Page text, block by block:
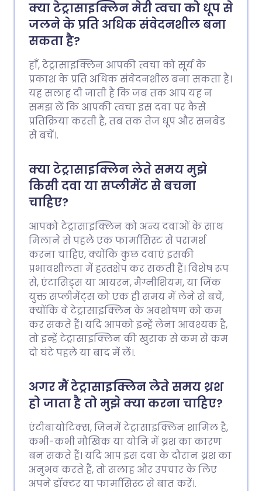
क्या टेट्रासाइक्लिन मेरी त्वचा को धूप से
जलने के प्रति अधिक संवेदनशील बना
सकता है?
हाँ, टेट्रासाइक्लिन आपकी त्वचा को सूर्य के
प्रकाश के प्रति अधिक संवेदनशील बना सकता है।
यह सलाह दी जाती है कि जब तक आप यह न
समझ लें कि आपकी त्वचा इस दवा पर कैसे
प्रतिक्रिया करती है, तब तक तेज धूप और सनबेड
से बचें।.
क्या टेट्रासाइक्लिन लेते समय मुझे
किसी दवा या सप्लीमेंट से बचना
चाहिए?
आपको टेट्रासाइक्लिन को अन्य दवाओं के साथ
मिलाने से पहले एक फार्मासिस्ट से परामर्श
करना चाहिए, क्योंकि कुछ दवाएं इसकी
प्रभावशीलता में हस्तक्षेप कर सकती हैं। विशेष रूप
से, एंटासिड्स या आयरन, मैग्नीशियम, या जिंक
युक्त सप्लीमेंट्स को एक ही समय में लेने से बचें,
क्योंकि वे टेट्रासाइक्लिन के अवशोषण को कम
कर सकते हैं। यदि आपको इन्हें लेना आवश्यक है,
तो इन्हें टेट्रासाइक्लिन की खुराक से कम से कम
दो घंटे पहले या बाद में लें।.
अगर मैं टेट्रासाइक्लिन लेते समय थ्रश
हो जाता है तो मुझे क्या करना चाहिए?
एंटीबायोटिक्स, जिनमें टेट्रासाइक्लिन शामिल है,
कभी-कभी मौखिक या योनि में थ्रश का कारण
बन सकते हैं। यदि आप इस दवा के दौरान थ्रश का
अनुभव करते हैं, तो सलाह और उपचार के लिए
अपने डॉक्टर या फार्मासिस्ट से बात करें।.